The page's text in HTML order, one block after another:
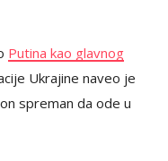
Putina kao glavnog
Ukrajine naveo je
spreman da ode u